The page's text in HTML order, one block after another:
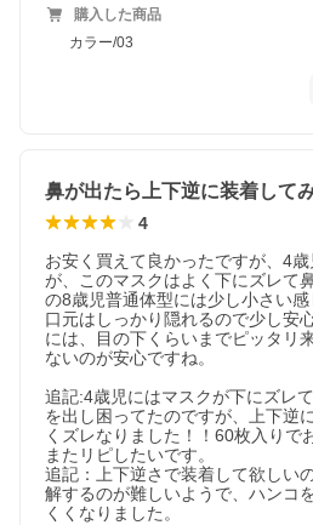
購入した商品
カラー/03
鼻が出たら上下逆に装着して
4
お安く買えて良かったですが、4
が、このマスクはよく下にズレて
の8歳児普通体型には少し小さい感
口元はしっかり隠れるので少し安
には、目の下くらいまでピッタリ
ないのが安心ですね。
追記:4歳児にはマスクが下にズレ
を出し困ってたのですが、上下逆
くズレなりました！！60枚入りで
またリピしたいです。
追記：上下逆さで装着して欲しい
解するのが難しいようで、ハンコ
くくなりました。